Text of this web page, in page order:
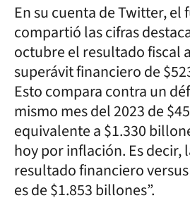
En su cuenta de Twitter, el
compartió las cifras
octubre el resultado fiscal
superávit financiero de
Esto compara contra un
mismo mes del 2023 de
equivalente a $1.330
hoy por inflación. Es decir,
resultado financiero
es de $1.853 billones”.